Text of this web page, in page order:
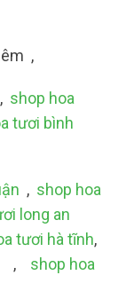
,
, shop hoa
tươi bình
, shop hoa
long an
tươi hà tĩnh,
,
shop hoa